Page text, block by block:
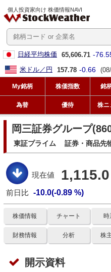
個人投資家向け 株価情報NAVI
日経平均株価 65,606.71 -
米ドル／円
157.78 -0.66
My銘柄 株価指数 銘
為替 優待 株ニ
岡三証券グループ
東証プライム 証券・商品先
現在値 1,115.0
前日比 -10.0(-0.89 %)
株価情報 チャート 時
財務情報 分析 株
開示資料